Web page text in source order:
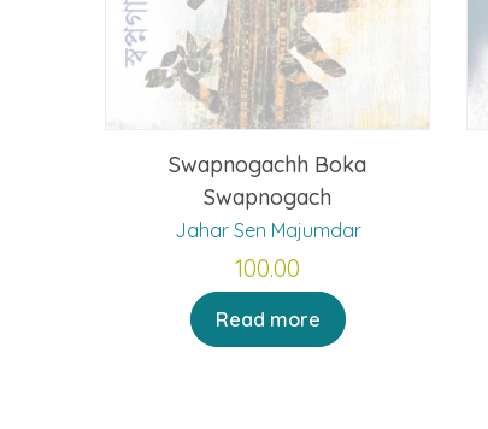
Swapnogachh Boka
Swapnogach
Jahar Sen Majumdar
100.00
Read more